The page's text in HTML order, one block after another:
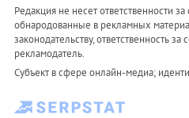
Редакция не несет ответственности
обнародованные в рекламных
законодательству, ответственность
рекламодатель.
Субъект в сфере онлайн-медиа;